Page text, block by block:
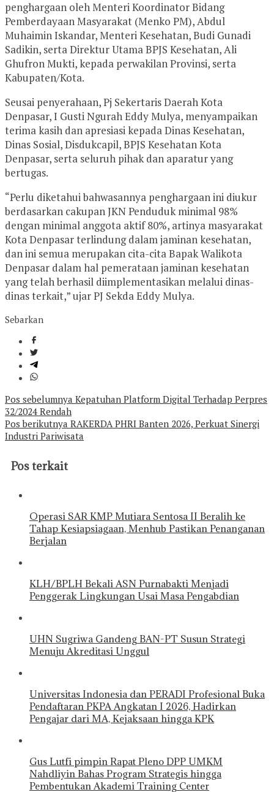
penghargaan oleh Menteri Koordinator Bidang
Pemberdayaan Masyarakat (Menko PM), Abdul
Muhaimin Iskandar, Menteri Kesehatan, Budi Gunadi
Sadikin, serta Direktur Utama BPJS Kesehatan, Ali
Ghufron Mukti, kepada perwakilan Provinsi, serta
Kabupaten/Kota.
Seusai penyerahaan, Pj Sekertaris Daerah Kota
Denpasar, I Gusti Ngurah Eddy Mulya, menyampaikan
terima kasih dan apresiasi kepada Dinas Kesehatan,
Dinas Sosial, Disdukcapil, BPJS Kesehatan Kota
Denpasar, serta seluruh pihak dan aparatur yang
bertugas.
“Perlu diketahui bahwasannya penghargaan ini diukur
berdasarkan cakupan JKN Penduduk minimal 98%
dengan minimal anggota aktif 80%, artinya masyarakat
Kota Denpasar terlindung dalam jaminan kesehatan,
dan ini semua merupakan cita-cita Bapak Walikota
Denpasar dalam hal pemerataan jaminan kesehatan
yang telah berhasil diimplementasikan melalui dinas-
dinas terkait,” ujar PJ Sekda Eddy Mulya.
Sebarkan
Navigasi
pos
Pos sebelumnya Kepatuhan Platform Digital Terhadap Perpres
32/2024 Rendah
Pos berikutnya RAKERDA PHRI Banten 2026, Perkuat Sinergi
Industri Pariwisata
Pos terkait
Operasi SAR KMP Mutiara Sentosa II Beralih ke
Tahap Kesiapsiagaan, Menhub Pastikan Penanganan
Berjalan
KLH/BPLH Bekali ASN Purnabakti Menjadi
Penggerak Lingkungan Usai Masa Pengabdian
UHN Sugriwa Gandeng BAN-PT Susun Strategi
Menuju Akreditasi Unggul
Universitas Indonesia dan PERADI Profesional Buka
Pendaftaran PKPA Angkatan I 2026, Hadirkan
Pengajar dari MA, Kejaksaan hingga KPK
Gus Lutfi pimpin Rapat Pleno DPP UMKM
Nahdliyin Bahas Program Strategis hingga
Pembentukan Akademi Training Center